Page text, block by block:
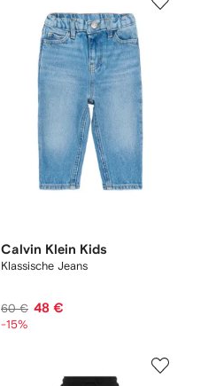
Calvin Klein Kids
Klassische Jeans
60 € 48 €
-15%